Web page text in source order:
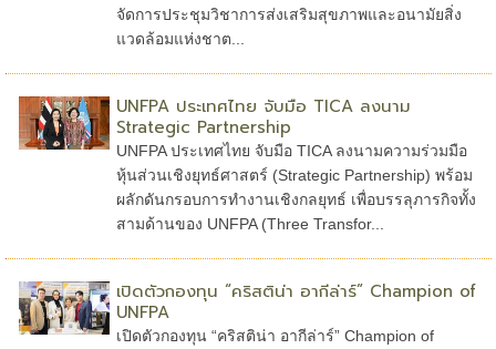
จัดการประชุมวิชาการส่งเสริมสุขภาพและอนามัยสิ่ง
แวดล้อมแห่งชาต...
UNFPA ประเทศไทย จับมือ TICA ลงนาม
Strategic Partnership
UNFPA ประเทศไทย จับมือ TICA ลงนามความร่วมมือ
หุ้นส่วนเชิงยุทธ์ศาสตร์ (Strategic Partnership) พร้อม
ผลักดันกรอบการทำงานเชิงกลยุทธ์ เพื่อบรรลุภารกิจทั้ง
สามด้านของ UNFPA (Three Transfor...
เปิดตัวกองทุน “คริสติน่า อากีล่าร์” Champion of
UNFPA
เปิดตัวกองทุน “คริสติน่า อากีล่าร์” Champion of